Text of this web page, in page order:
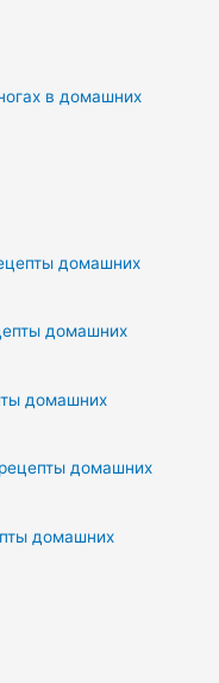
в домашних
домашних
домашних
домашних
домашних
домашних